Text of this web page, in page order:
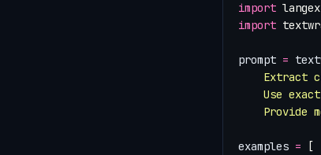
import
import
prompt =
Provide
examples =
[